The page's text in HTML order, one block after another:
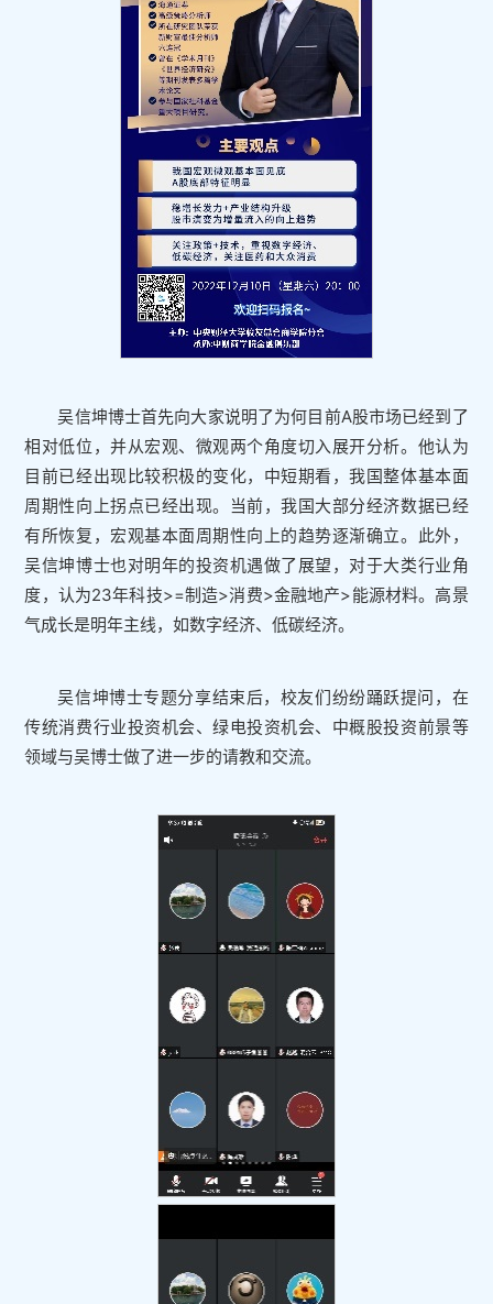
吴信坤博士首先向大家说明了为何目前A股市场已经到了
相对低位，并从宏观、微观两个角度切入展开分析。他认为
目前已经出现比较积极的变化，中短期看，我国整体基本面
周期性向上拐点已经出现。当前，我国大部分经济数据已经
有所恢复，宏观基本面周期性向上的趋势逐渐确立。此外，
吴信坤博士也对明年的投资机遇做了展望，对于大类行业角
度，认为23年科技>=制造>消费>金融地产>能源材料。高景
气成长是明年主线，如数字经济、低碳经济。
吴信坤博士专题分享结束后，校友们纷纷踊跃提问，在
传统消费行业投资机会、绿电投资机会、中概股投资前景等
领域与吴博士做了进一步的请教和交流。